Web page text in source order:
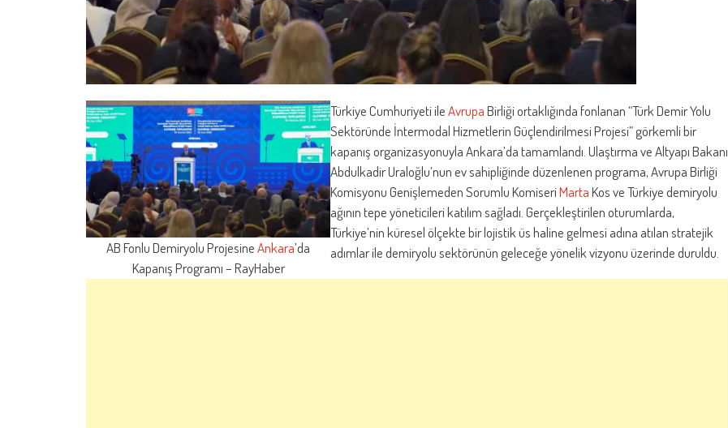
AB Fonlu Demiryolu ProjesineAnkara’da
Kapanış Programı – RayHaber
Türkiye Cumhuriyeti ileAvrupaBirliği ortaklığında fonlanan “Türk Demir Yolu
Sektöründe İntermodal Hizmetlerin Güçlendirilmesi Projesi” görkemli bir
kapanış organizasyonuyla Ankara’da tamamlandı. Ulaştırma ve Altyapı Bakanı
Abdulkadir Uraloğlu’nun ev sahipliğinde düzenlenen programa, Avrupa Birliği
Komisyonu Genişlemeden Sorumlu KomiseriMartaKos ve Türkiye demiryolu
ağının tepe yöneticileri katılım sağladı. Gerçekleştirilen oturumlarda,
Türkiye’nin küresel ölçekte bir lojistik üs haline gelmesi adına atılan stratejik
adımlar ile demiryolu sektörünün geleceğe yönelik vizyonu üzerinde duruldu.